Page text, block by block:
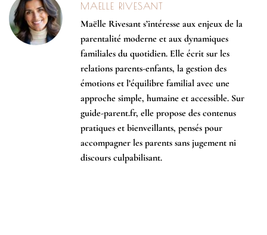
MAELLE RIVESANT
Maëlle Rivesant s’intéresse aux enjeux de la
parentalité moderne et aux dynamiques
familiales du quotidien. Elle écrit sur les
relations parents-enfants, la gestion des
émotions et l’équilibre familial avec une
approche simple, humaine et accessible. Sur
guide-parent.fr, elle propose des contenus
pratiques et bienveillants, pensés pour
accompagner les parents sans jugement ni
discours culpabilisant.